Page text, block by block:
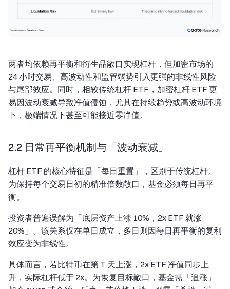
两者均依赖再平衡和衍生品敞口实现杠杆，但加密市场的
24 小时交易、高波动性和监管弱势引入更强的非线性风险
与尾部效应。同时，相较传统杠杆 ETF，加密杠杆 ETF 更
易因波动衰减导致净值侵蚀，尤其在持续趋势或高波动环境
下，极端情况下甚至可能接近零净值。
2.2 日常再平衡机制与「波动衰减」
杠杆 ETF 的核心特征是「每日重置」，区别于传统杠杆。
为保持每个交易日初的精准倍数敞口，基金必须每日再平
衡。
投资者普遍误解为「底层资产上涨 10%，2x ETF 就涨
20%」。该关系仅在单日成立，多日则因每日再平衡的复利
效应变为非线性。
具体而言，若比特币在第 T 天上涨，2x ETF 净值同步上
升，实际杠杆低于 2x。为恢复目标敞口，基金需「追涨」